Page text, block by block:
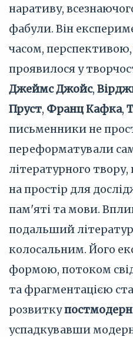
наративу,
фабули. Він
часом,
проявилося у
Джеймс Джойс,
Пруст, Франц Кафка,
письменники не
переформатували
літературного
на простір для
пам'яті та мови.
подальший
колосальним. Його
формою, потоком
та фрагментацією
розвитку
успадкувавши